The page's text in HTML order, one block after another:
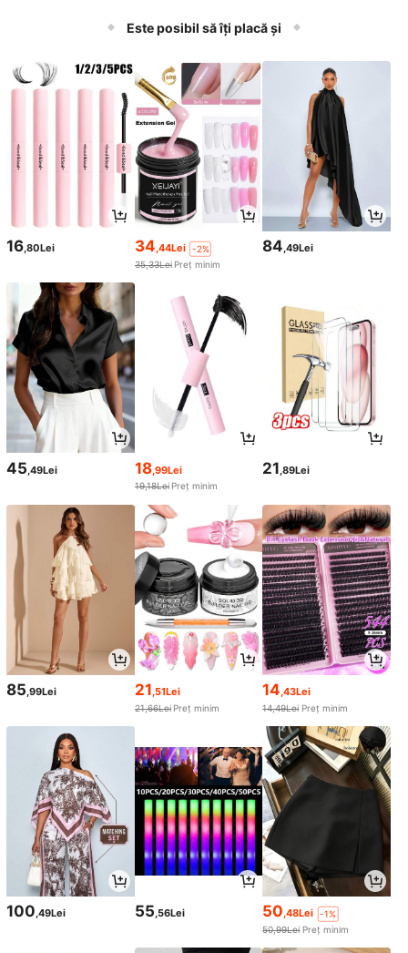
Este posibil să îți placă și
16,80Lei 34,44Lei
-2%
35,33Lei Preț minim
84,49Lei
45 ,49Lei 18,99Lei
19,18Lei Preț minim
21 ,89Lei
85 ,99Lei 21 ,51Lei
21,66Lei Preț minim
14 ,43Lei
14,49Lei Preț minim
100,49Lei 55,56Lei 50,48Lei
-1%
50,99Lei Preț minim